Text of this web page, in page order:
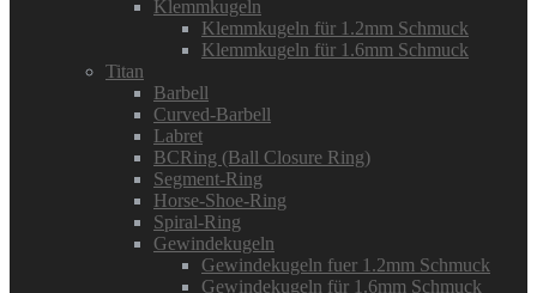
Klemmkugeln
Klemmkugeln für 1.2mm Schmuck
Klemmkugeln für 1.6mm Schmuck
Titan
Barbell
Curved-Barbell
Labret
BCRing (Ball Closure Ring)
Segment-Ring
Horse-Shoe-Ring
Spiral-Ring
Gewindekugeln
Gewindekugeln fuer 1.2mm Schmuck
Gewindekugeln für 1.6mm Schmuck